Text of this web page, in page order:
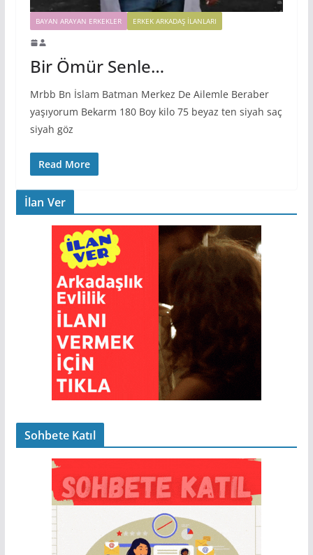
BAYAN ARAYAN ERKEKLER ERKEK ARKADAŞ ILANLARI
Bir Ömür Senle…
Mrbb Bn İslam Batman Merkez De Ailemle Beraber
yaşıyorum Bekarm 180 Boy kilo 75 beyaz ten siyah saç
siyah göz
Read More
İlan Ver
Sohbete Katıl